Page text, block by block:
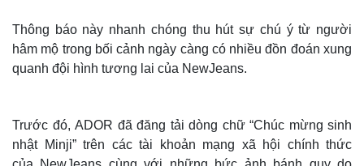
Thông báo này nhanh chóng thu hút sự chú ý từ người
hâm mộ trong bối cảnh ngày càng có nhiều đồn đoán xung
quanh đội hình tương lai của NewJeans.
Trước đó, ADOR đã đăng tải dòng chữ “Chúc mừng sinh
nhật Minji” trên các tài khoản mạng xã hội chính thức